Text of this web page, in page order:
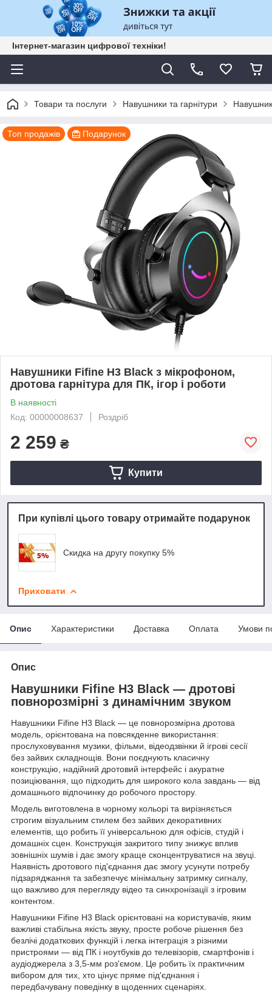
Інтернет-магазин цифрової техніки!
Товари та послуги Навушники та гарнітури
Топ продажів Подарунок
Навушники Fifine H3 Black з мікрофоном,
дротова гарнітура для ПК, ігор і роботи
В наявності
Код: 00000008637
Роздріб
2 259 ₴
Купити
При купівлі цього товару отримайте подарунок
Скидка на другу покупку 5%
Приховати
Опис Характеристики Доставка Оплата Умови
Опис
Навушники Fifine H3 Black — дротові
повнорозмірні з динамічним звуком
Навушники Fifine H3 Black — це повнорозмірна дротова
модель, орієнтована на повсякденне використання:
прослуховування музики, фільми, відеодзвінки й ігрові сесії
без зайвих складнощів. Вони поєднують класичну
конструкцію, надійний дротовий інтерфейс і акуратне
позиціювання, що підходить для широкого кола завдань — від
домашнього відпочинку до робочого простору.
Модель виготовлена в чорному кольорі та вирізняється
строгим візуальним стилем без зайвих декоративних
елементів, що робить її універсальною для офісів, студій і
домашніх сцен. Конструкція закритого типу знижує вплив
зовнішніх шумів і дає змогу краще сконцентруватися на звуці.
Наявність дротового під'єднання дає змогу усунути потребу
підзаряджання та забезпечує мінімальну затримку сигналу,
що важливо для перегляду відео та синхронізації з ігровим
контентом.
Навушники Fifine H3 Black орієнтовані на користувачів, яким
важливі стабільна якість звуку, просте робоче рішення без
безлічі додаткових функцій і легка інтеграція з різними
пристроями — від ПК і ноутбуків до телевізорів, смартфонів і
аудіоджерела з 3,5-мм роз'ємом. Це робить їх практичним
вибором для тих, хто цінує пряме під'єднання і
передбачувану поведінку в щоденних сценаріях.